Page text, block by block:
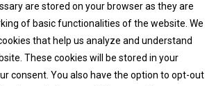
are stored on your browser as they are
of basic functionalities of the website. We
that help us analyze and understand
These cookies will be stored in your
consent. You also have the option to opt-out